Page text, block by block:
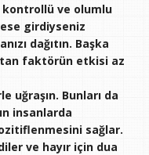
kontrollü ve olumlu
girdiyseniz
dağıtın. Başka
faktörün etkisi az
uğraşın. Bunları da
insanlarda
sağlar.
ve hayır için dua